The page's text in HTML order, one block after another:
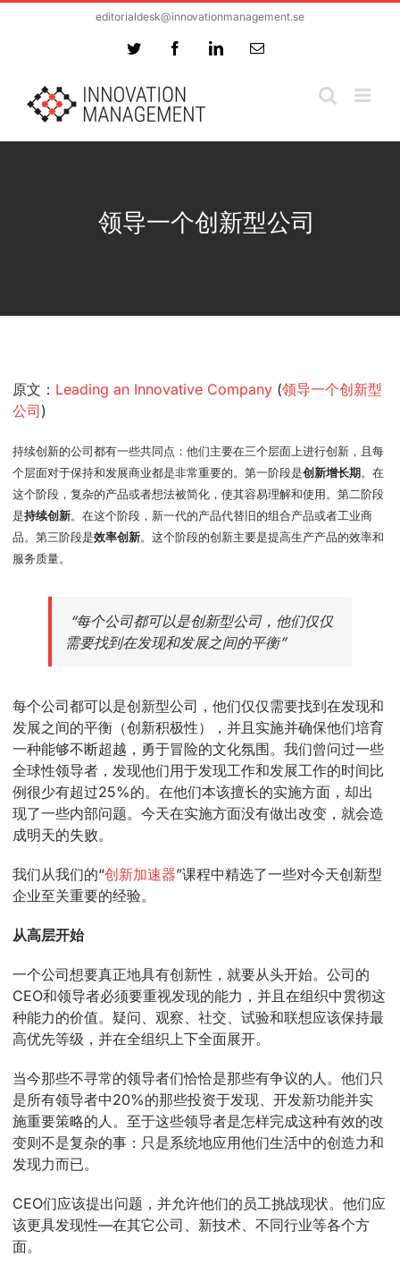
editorialdesk@innovationmanagement.se
Twitter FacebookLinkedInEmail
领导一个创新型公司
原文： Leading an Innovative Company(领导一个创新型
公司)
持续创新的公司都有一些共同点：他们主要在三个层面上进行创新，且每
个层面对于保持和发展商业都是非常重要的。第一阶段是创新增长期。在
这个阶段，复杂的产品或者想法被简化，使其容易理解和使用。第二阶段
是持续创新。在这个阶段，新一代的产品代替旧的组合产品或者工业商
品。第三阶段是效率创新。这个阶段的创新主要是提高生产产品的效率和
服务质量。
“每个公司都可以是创新型公司，他们仅仅
需要找到在发现和发展之间的平衡”
每个公司都可以是创新型公司，他们仅仅需要找到在发现和
发展之间的平衡（创新积极性），并且实施并确保他们培育
一种能够不断超越，勇于冒险的文化氛围。我们曾问过一些
全球性领导者，发现他们用于发现工作和发展工作的时间比
例很少有超过25%的。在他们本该擅长的实施方面，却出
现了一些内部问题。今天在实施方面没有做出改变，就会造
成明天的失败。
我们从我们的“创新加速器”课程中精选了一些对今天创新型
企业至关重要的经验。
从高层开始
一个公司想要真正地具有创新性，就要从头开始。公司的
CEO和领导者必须要重视发现的能力，并且在组织中贯彻这
种能力的价值。疑问、观察、社交、试验和联想应该保持最
高优先等级，并在全组织上下全面展开。
当今那些不寻常的领导者们恰恰是那些有争议的人。他们只
是所有领导者中20%的那些投资于发现、开发新功能并实
施重要策略的人。至于这些领导者是怎样完成这种有效的改
变则不是复杂的事：只是系统地应用他们生活中的创造力和
发现力而已。
CEO们应该提出问题，并允许他们的员工挑战现状。他们应
该更具发现性—在其它公司、新技术、不同行业等各个方
面。